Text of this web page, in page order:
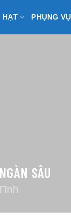
HẠT PHỤNG VỤ
SÂU